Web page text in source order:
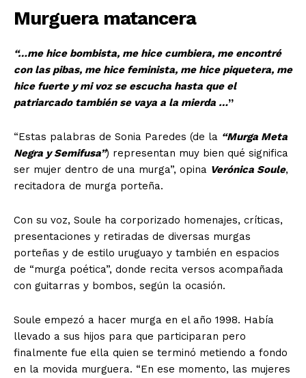
Murguera matancera
“…me hice bombista, me hice cumbiera, me encontré
con las pibas, me hice feminista, me hice piquetera, me
hice fuerte y mi voz se escucha hasta que el
patriarcado también se vaya a la mierda …”
“Estas palabras de Sonia Paredes (de la “Murga Meta
Negra y Semifusa”) representan muy bien qué significa
ser mujer dentro de una murga”, opina Verónica Soule,
recitadora de murga porteña.
Con su voz, Soule ha corporizado homenajes, críticas,
presentaciones y retiradas de diversas murgas
porteñas y de estilo uruguayo y también en espacios
de “murga poética”, donde recita versos acompañada
con guitarras y bombos, según la ocasión.
Soule empezó a hacer murga en el año 1998. Había
llevado a sus hijos para que participaran pero
finalmente fue ella quien se terminó metiendo a fondo
en la movida murguera. “En ese momento, las mujeres